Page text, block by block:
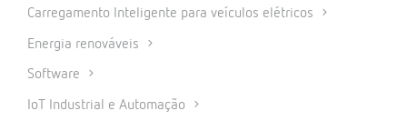
Carregamento Inteligente para veículos elétricos
Energia renováveis
Software
IoT Industrial e Automação